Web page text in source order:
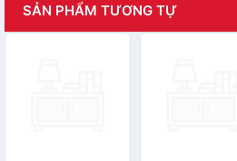
SẢN PHẨM TƯƠNG TỰ